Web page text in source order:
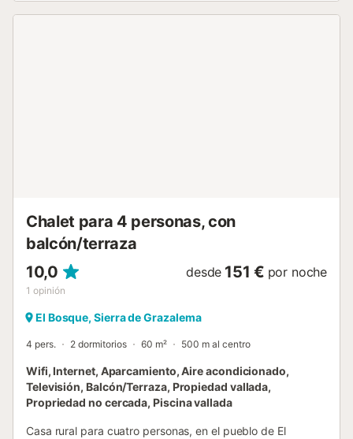
Chalet para 4 personas, con
balcón/terraza
10,0
1 opinión
desde 151 € por noche
El Bosque, Sierra de Grazalema
4 pers. 2 dormitorios 60 m² 500 m al centro
Wifi, Internet, Aparcamiento, Aire acondicionado,
Televisión, Balcón/Terraza, Propiedad vallada,
Propriedad no cercada, Piscina vallada
Casa rural para cuatro personas, en el pueblo de El